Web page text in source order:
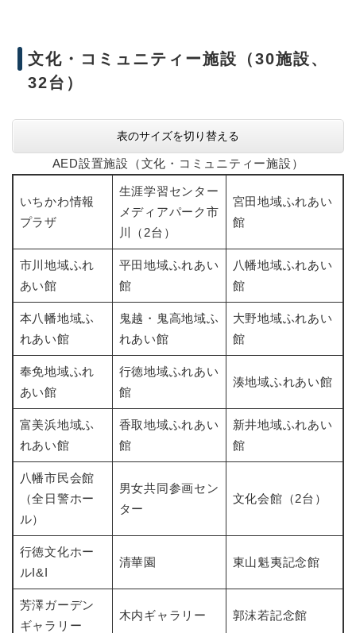
文化・コミュニティー施設（30施設、
32台）
表のサイズを切り替える
AED設置施設（文化・コミュニティー施設）
いちかわ情報
プラザ
生涯学習センター
メディアパーク市
川（2台）
宮田地域ふれあい
館
市川地域ふれ
あい館
平田地域ふれあい
館
八幡地域ふれあい
館
本八幡地域ふ
れあい館
鬼越・鬼高地域ふ
れあい館
大野地域ふれあい
館
奉免地域ふれ
あい館
行徳地域ふれあい
館
湊地域ふれあい館
富美浜地域ふ
れあい館
香取地域ふれあい
館
新井地域ふれあい
館
八幡市民会館
（全日警ホー
ル）
男女共同参画セン
ター
文化会館（2台）
行徳文化ホー
ルI&I
清華園 東山魁夷記念館
芳澤ガーデン
ギャラリー
木内ギャラリー 郭沫若記念館